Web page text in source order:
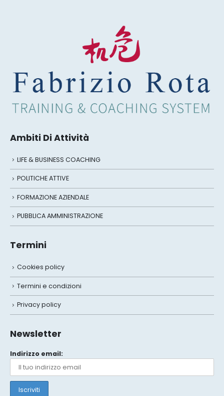
Ambiti Di Attività
LIFE & BUSINESS COACHING
POLITICHE ATTIVE
FORMAZIONE AZIENDALE
PUBBLICA AMMINISTRAZIONE
Termini
Cookies policy
Termini e condizioni
Privacy policy
Newsletter
Indirizzo email: